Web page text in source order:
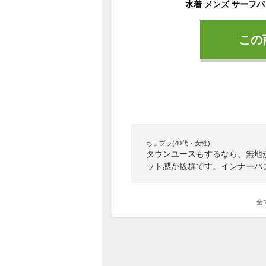
こ
ちょプラ(40代・女性)
タウンユースもするなら、無
ット感が抜群です。インナー
全